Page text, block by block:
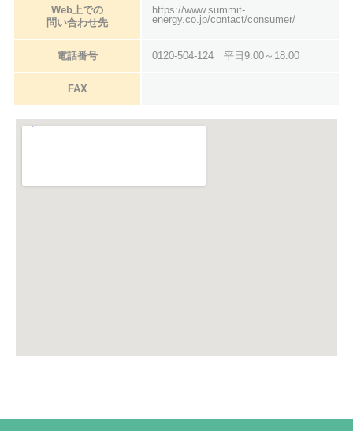
Web上での
問い合わせ先
https://www.summit-
energy.co.jp/contact/consumer/
電話番号 0120-504-124 平日9:00～18:00
FAX